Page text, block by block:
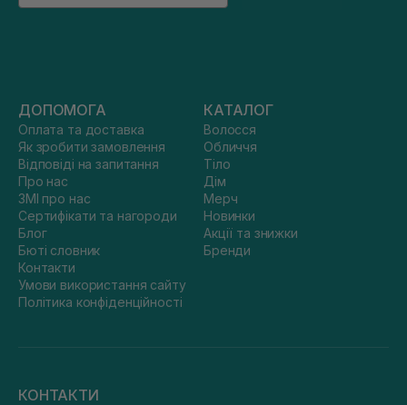
ДОПОМОГА
Оплата та доставка
Як зробити замовлення
Відповіді на запитання
Про нас
ЗМІ про нас
Сертифікати та нагороди
Блог
Бюті словник
Контакти
Умови використання сайту
Політика конфіденційності
КАТАЛОГ
Волосся
Обличчя
Тіло
Дім
Мерч
Новинки
Акції та знижки
Бренди
КОНТАКТИ